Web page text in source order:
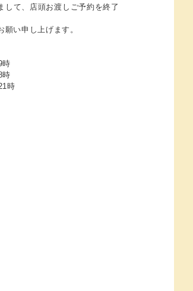
して、店頭お渡しご予約を終了
い申し上げます。
時